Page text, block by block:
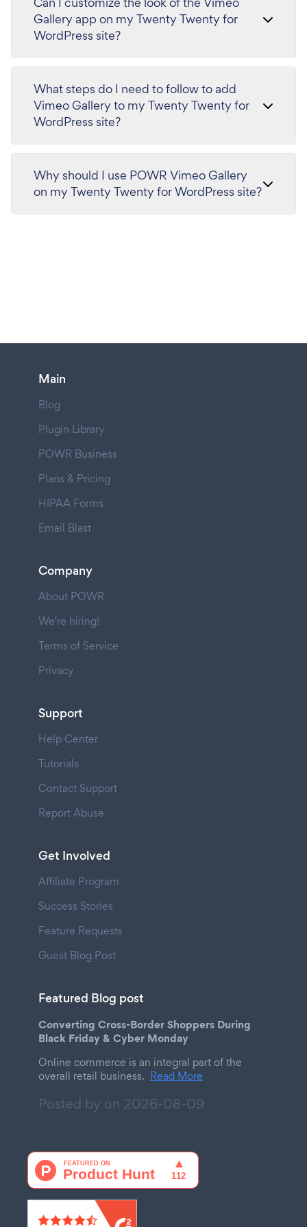
Gallery app on my Twenty Twenty for
WordPress site?
What steps do I need to follow to add
Vimeo Gallery to my Twenty Twenty for
WordPress site?
Why should I use POWR Vimeo Gallery
on my Twenty Twenty for WordPress site?
Main
Blog
Plugin Library
POWR Business
Plans & Pricing
HIPAA Forms
Email Blast
Company
About POWR
We're hiring!
Terms of Service
Privacy
Support
Help Center
Tutorials
Contact Support
Report Abuse
Get Involved
Affiliate Program
Success Stories
Feature Requests
Guest Blog Post
Featured Blog post
Converting Cross-Border Shoppers During
Black Friday & Cyber Monday
Online commerce is an integral part of the
overall retail business. Read More
Posted by on 2026-08-09